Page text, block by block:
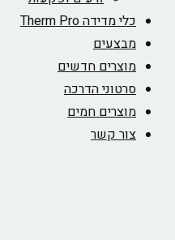
כלי מדידה Therm Pro
מבצעים
מוצרים חדשים
סרטוני הדרכה
מוצרים חמים
צור קשר